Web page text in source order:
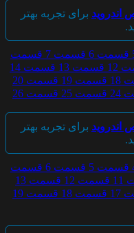
اندروید برای تجربه بهتر
قسمت 6 قسمت 7
قسمت
12 قسمت 13
قسمت 14
قسمت 19
قسمت 20
قسمت 25
قسمت 26
اندروید برای تجربه بهتر
قسمت 5 قسمت 6
قسمت
قسمت 12
قسمت 13
قسمت 18
قسمت 19